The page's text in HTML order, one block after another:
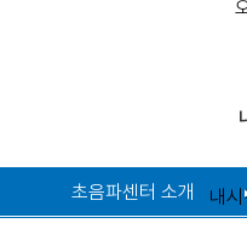
내
초음파센터 소개